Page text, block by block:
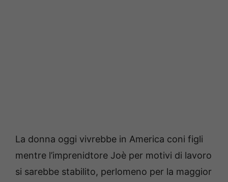
La donna oggi vivrebbe in America coni figli
mentre l’imprenidtore Joè per motivi di lavoro
si sarebbe stabilito, perlomeno per la maggior